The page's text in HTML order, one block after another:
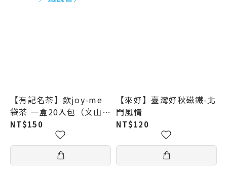
【有記名茶】飲joy-me
袋茶 一盒20入包（文山包
種／高山烏龍／奇種烏龍
NT$150
【來好】臺灣好秋磁鐵-北
門風情
NT$120